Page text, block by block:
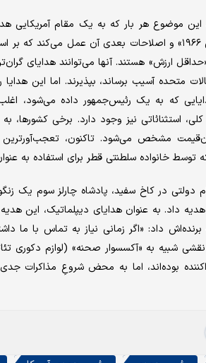
این موضوع هر بار که به یک مقام آمریکایی
طریق «قانون هدایا و تزئینات خارجی ۱۹۶۶» و اصلاحات
ارزش» هستند. آنها می‌توانند هدایای
متحده آسیب برساند، بپذیرند. اما این
که به یک رئیس‌جمهور داده می‌شود،
استثنائاتی نیز وجود دارد. برخی کشورها، به
مشخص می‌شود. تاکنون، تعجب‌آورترین
داد. به عنوان هدایای دیپلماتیک، این هدیه
برنده‌اش داد: «اگر زمانی نیاز به تماس با ما
شبیه به «آکسسوار صحنه» (لوازم دکوری
بوده‌اند، اما به محض شروعِ مذاکرات